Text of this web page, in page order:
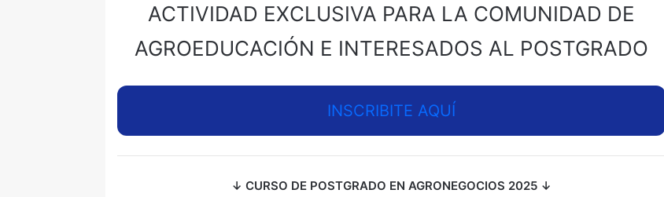
ACTIVIDAD EXCLUSIVA PARA LA COMUNIDAD DE
AGROEDUCACIÓN E INTERESADOS AL POSTGRADO
INSCRIBITE AQUÍ
↓ CURSO DE POSTGRADO EN AGRONEGOCIOS 2025 ↓